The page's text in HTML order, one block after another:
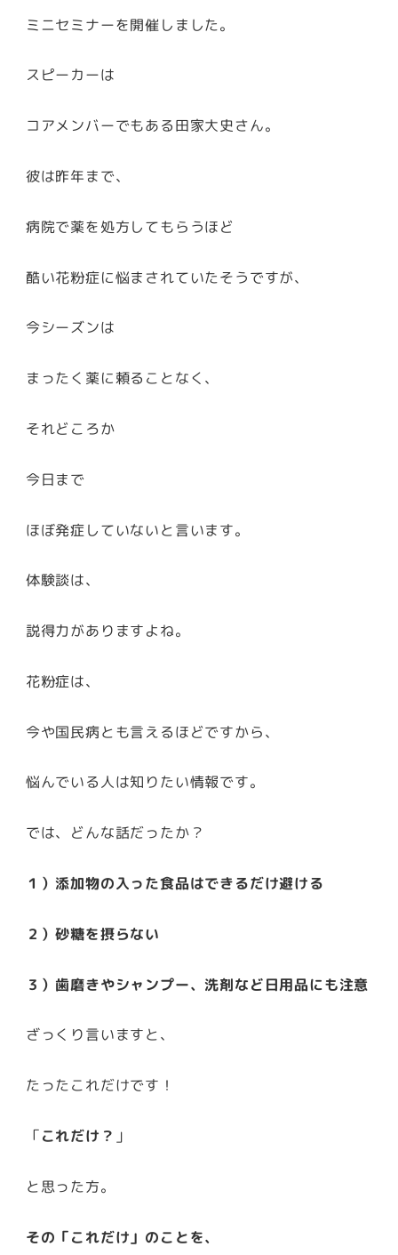
ミニセミナーを開催しました。
スピーカーは
コアメンバーでもある田家大史さん。
彼は昨年まで、
病院で薬を処方してもらうほど
酷い花粉症に悩まされていたそうですが、
今シーズンは
まったく薬に頼ることなく、
それどころか
今日まで
ほぼ発症していないと言います。
体験談は、
説得力がありますよね。
花粉症は、
今や国民病とも言えるほどですから、
悩んでいる人は知りたい情報です。
では、どんな話だったか？
１）添加物の入った食品はできるだけ避ける
２）砂糖を摂らない
３）歯磨きやシャンプー、洗剤など日用品にも注意
ざっくり言いますと、
たったこれだけです！
「これだけ？ 」
と思った方。
その「これだけ」のことを、